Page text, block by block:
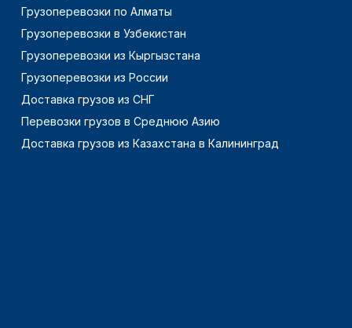
Грузоперевозки по Алматы
Грузоперевозки в Узбекистан
Грузоперевозки из Кыргызстана
Грузоперевозки из России
Доставка грузов из СНГ
Перевозки грузов в Среднюю Азию
Доставка грузов из Казахстана в Калининград